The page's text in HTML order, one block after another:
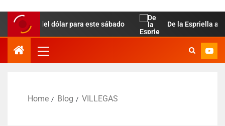
del dólar para este sábado De la Espriella asume
Home Blog VILLEGAS